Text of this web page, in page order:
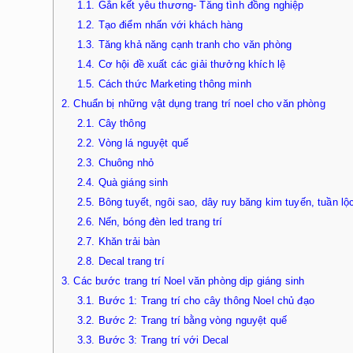
1.1. Gắn kết yêu thương- Tăng tình đồng nghiệp
1.2. Tạo điểm nhấn với khách hàng
1.3. Tăng khả năng cạnh tranh cho văn phòng
1.4. Cơ hội đề xuất các giải thưởng khích lệ
1.5. Cách thức Marketing thông minh
2. Chuẩn bị những vật dụng trang trí noel cho văn phòng
2.1. Cây thông
2.2. Vòng lá nguyệt quế
2.3. Chuông nhỏ
2.4. Quà giáng sinh
2.5. Bông tuyết, ngôi sao, dây ruy băng kim tuyến, tuần
2.6. Nến, bóng đèn led trang trí
2.7. Khăn trải bàn
2.8. Decal trang trí
3. Các bước trang trí Noel văn phòng dịp giáng sinh
3.1. Bước 1: Trang trí cho cây thông Noel chủ đạo
3.2. Bước 2: Trang trí bằng vòng nguyệt quế
3.3. Bước 3: Trang trí với Decal